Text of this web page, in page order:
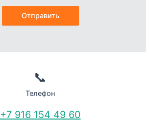
📞
Телефон
+7 916 154 49 60